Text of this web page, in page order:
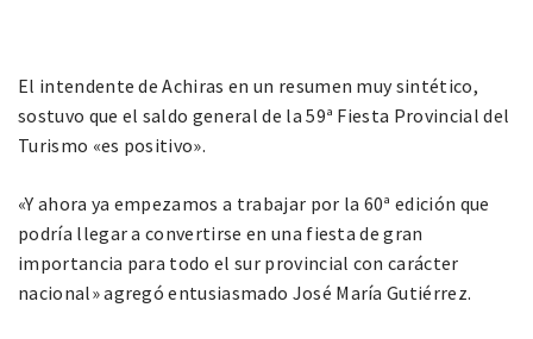
El intendente de Achiras en un resumen muy sintético,
sostuvo que el saldo general de la 59ª Fiesta Provincial del
Turismo «es positivo».
«Y ahora ya empezamos a trabajar por la 60ª edición que
podría llegar a convertirse en una fiesta de gran
importancia para todo el sur provincial con carácter
nacional» agregó entusiasmado José María Gutiérrez.